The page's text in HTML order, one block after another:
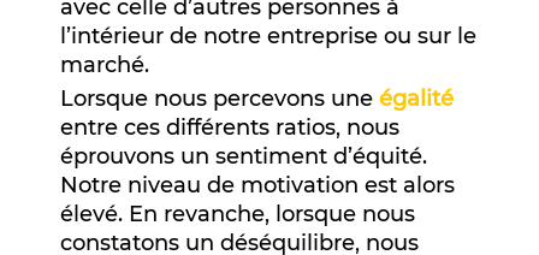
avec celle d’autres personnes à
l’intérieur de notre entreprise ou sur le
marché.
Lorsque nous percevons une égalité
entre ces différents ratios, nous
éprouvons un sentiment d’équité.
Notre niveau de motivation est alors
élevé. En revanche, lorsque nous
constatons un déséquilibre, nous